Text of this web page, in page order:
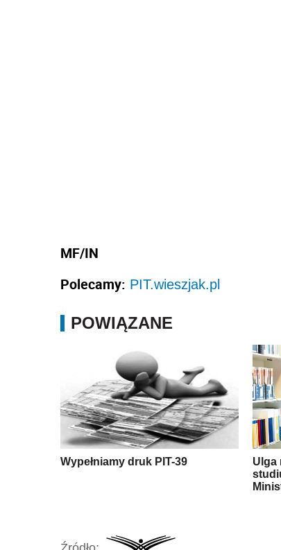
MF/IN
Polecamy: PIT.wieszjak.pl
POWIĄZANE
Wypełniamy druk PIT-39
Ulga